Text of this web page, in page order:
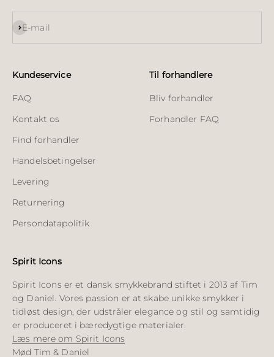
E-mail
Abonnér
Kundeservice
FAQ
Kontakt os
Find forhandler
Handelsbetingelser
Levering
Returnering
Persondatapolitik
Til forhandlere
Bliv forhandler
Forhandler FAQ
Spirit Icons
Spirit Icons er et dansk smykkebrand stiftet i 2013 af Tim
og Daniel. Vores passion er at skabe unikke smykker i
tidløst design, der udstråler elegance og stil og samtidig
er produceret i bæredygtige materialer.
Læs mere om Spirit Icons
Mød Tim & Daniel